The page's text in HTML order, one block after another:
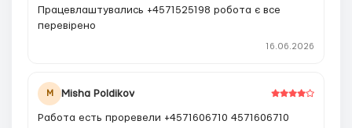
Працевлаштувались +4571525198 робота є все
перевірено
16.06.2026
M Misha Poldikov
Работа есть проревели +4571606710 4571606710